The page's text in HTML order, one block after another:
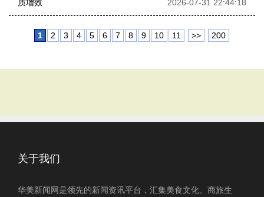
质增效
2026-07-31 22:44:18
1 2 3 4 5 6 7 8 9 10 11 >> 200
关于我们
华美新闻网是领先的新闻资讯平台，汇集美食文化、商旅生